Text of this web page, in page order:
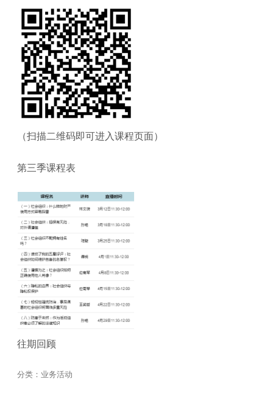
（扫描二维码即可进入课程页面）
第三季课程表
往期回顾
分类： 业务活动